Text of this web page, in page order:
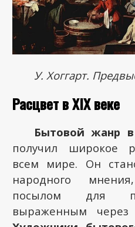
У. Хоггарт.
Расцвет в XIX веке
Бытовой жанр
получил широкое
всем мире. Он
народного
посылом для
выраженным через